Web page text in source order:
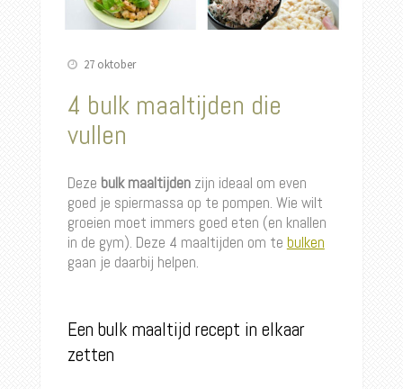
27 oktober
4 bulk maaltijden die
vullen
Deze bulk maaltijdenzijn ideaal om even
goed je spiermassa op te pompen. Wie wilt
groeien moet immers goed eten (en knallen
in de gym). Deze 4 maaltijden om te bulken
gaan je daarbij helpen.
Een bulk maaltijd recept in elkaar
zetten